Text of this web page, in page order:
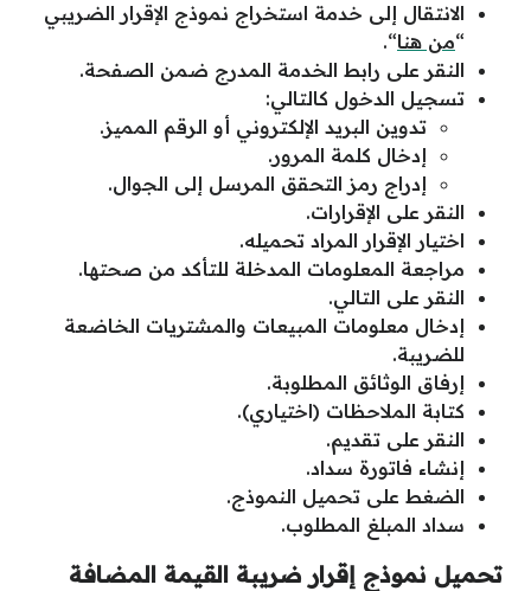
الانتقال إلى خدمة استخراج نموذج الإقرار الضريبي
“من هنا“.
النقر على رابط الخدمة المدرج ضمن الصفحة.
تسجيل الدخول كالتالي:
تدوين البريد الإلكتروني أو الرقم المميز.
إدخال كلمة المرور.
إدراج رمز التحقق المرسل إلى الجوال.
النقر على الإقرارات.
اختيار الإقرار المراد تحميله.
مراجعة المعلومات المدخلة للتأكد من صحتها.
النقر على التالي.
إدخال معلومات المبيعات والمشتريات الخاضعة
للضريبة.
إرفاق الوثائق المطلوبة.
كتابة الملاحظات (اختياري).
النقر على تقديم.
إنشاء فاتورة سداد.
الضغط على تحميل النموذج.
سداد المبلغ المطلوب.
تحميل نموذج إقرار ضريبة القيمة المضافة